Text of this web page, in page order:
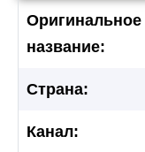
Оригинальное
название:
Страна:
Канал: